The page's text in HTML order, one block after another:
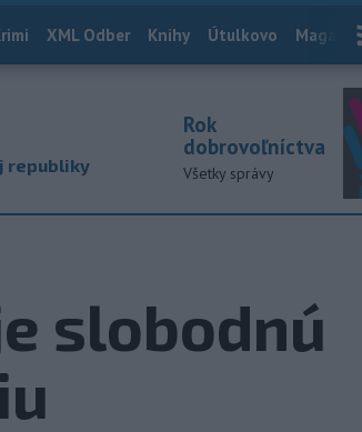
XML Odber Knihy Útulkovo Magazín
republiky
Rok
dobrovoľníctva
Všetky správy
slobodnú